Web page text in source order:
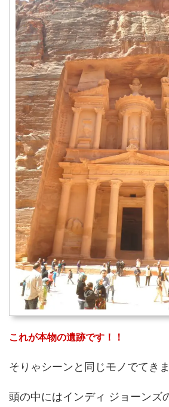
これが本物の遺跡です！！
そりゃシーンと同じモノでてき
頭の中にはインディ ジョーンズ